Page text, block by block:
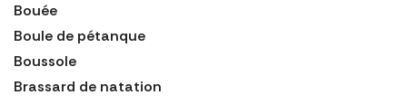
Bouée
Boule de pétanque
Boussole
Brassard de natation